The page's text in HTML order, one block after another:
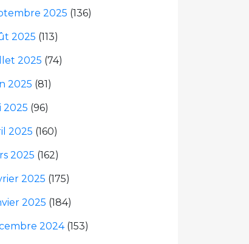
2025 (136)
2025 (113)
2025 (74)
2025 (81)
2025 (96)
2025 (160)
2025 (162)
2025 (175)
2025 (184)
2024(153)